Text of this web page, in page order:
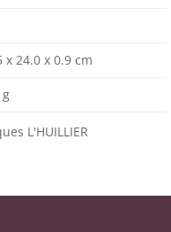
x 24.0 x 0.9 cm
g
L'HUILLIER